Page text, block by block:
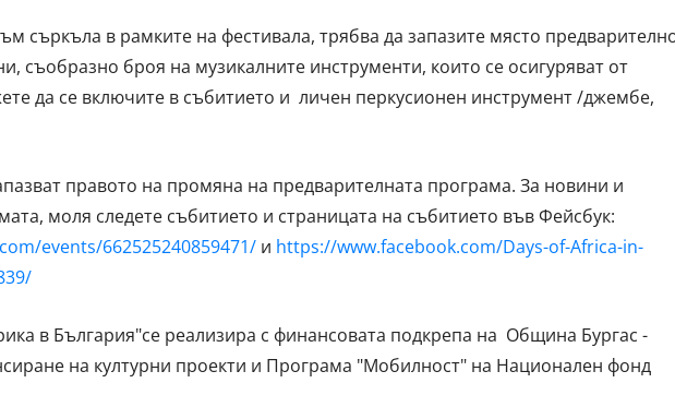
съркъла в рамките на фестивала, трябва да запазите място
съобразно броя на музикалните инструменти, които се осигуряват от
да се включите в събитието и личен перкусионен инструмент /джембе,
правото на промяна на предварителната програма. За новини и
моля следете събитието и страницата на събитието във Фейсбук:
events/662525240859471/ и https://www.facebook.com/Days-of-Africa-in-
в България"се реализира с финансовата подкрепа на Община Бургас -
на културни проекти и Програма "Мобилност" на Национален фонд